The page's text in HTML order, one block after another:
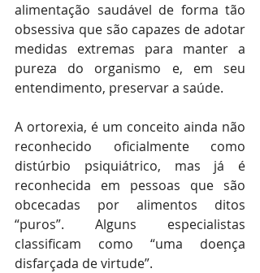
alimentação saudável de forma tão
obsessiva que são capazes de adotar
medidas extremas para manter a
pureza do organismo e, em seu
entendimento, preservar a saúde.
A ortorexia, é um conceito ainda não
reconhecido oficialmente como
distúrbio psiquiátrico, mas já é
reconhecida em pessoas que são
obcecadas por alimentos ditos
“puros”. Alguns especialistas
classificam como “uma doença
disfarçada de virtude”.